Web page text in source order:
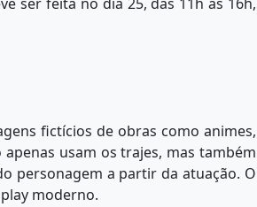
fictícios de obras como animes,
usam os trajes, mas também
personagem a partir da atuação. O
moderno.